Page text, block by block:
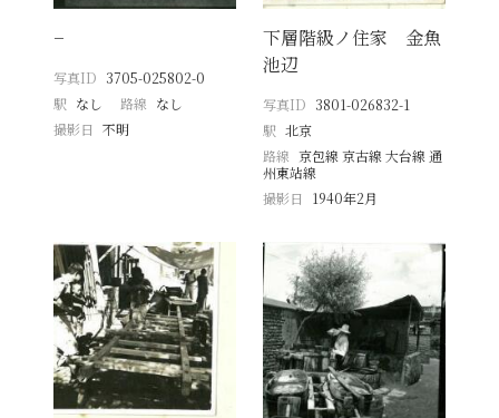
−
写真ID 3705-025802-0
駅 なし 路線 なし
撮影日
不明
下層階級ノ住家 金魚
池辺
写真ID 3801-026832-1
駅 北京
路線 京包線 京古線 大台線 通
州東站線
撮影日
1940年2月